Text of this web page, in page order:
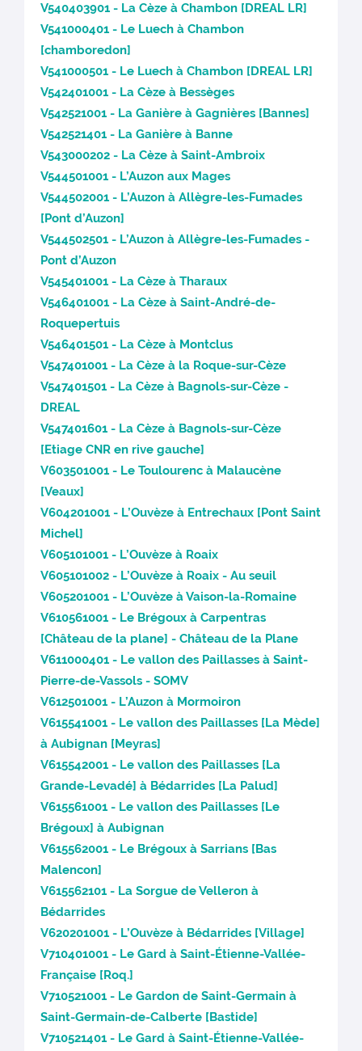
V540403901 - La Cèze à Chambon [DREAL LR]
V541000401 - Le Luech à Chambon
[chamboredon]
V541000501 - Le Luech à Chambon [DREAL LR]
V542401001 - La Cèze à Bessèges
V542521001 - La Ganière à Gagnières [Bannes]
V542521401 - La Ganière à Banne
V543000202 - La Cèze à Saint-Ambroix
V544501001 - L’Auzon aux Mages
V544502001 - L’Auzon à Allègre-les-Fumades
[Pont d’Auzon]
V544502501 - L’Auzon à Allègre-les-Fumades -
Pont d’Auzon
V545401001 - La Cèze à Tharaux
V546401001 - La Cèze à Saint-André-de-
Roquepertuis
V546401501 - La Cèze à Montclus
V547401001 - La Cèze à la Roque-sur-Cèze
V547401501 - La Cèze à Bagnols-sur-Cèze -
DREAL
V547401601 - La Cèze à Bagnols-sur-Cèze
[Etiage CNR en rive gauche]
V603501001 - Le Toulourenc à Malaucène
[Veaux]
V604201001 - L’Ouvèze à Entrechaux [Pont Saint
Michel]
V605101001 - L’Ouvèze à Roaix
V605101002 - L’Ouvèze à Roaix - Au seuil
V605201001 - L’Ouvèze à Vaison-la-Romaine
V610561001 - Le Brégoux à Carpentras
[Château de la plane] - Château de la Plane
V611000401 - Le vallon des Paillasses à Saint-
Pierre-de-Vassols - SOMV
V612501001 - L’Auzon à Mormoiron
V615541001 - Le vallon des Paillasses [La Mède]
à Aubignan [Meyras]
V615542001 - Le vallon des Paillasses [La
Grande-Levadé] à Bédarrides [La Palud]
V615561001 - Le vallon des Paillasses [Le
Brégoux] à Aubignan
V615562001 - Le Brégoux à Sarrians [Bas
Malencon]
V615562101 - La Sorgue de Velleron à
Bédarrides
V620201001 - L’Ouvèze à Bédarrides [Village]
V710401001 - Le Gard à Saint-Étienne-Vallée-
Française [Roq.]
V710521001 - Le Gardon de Saint-Germain à
Saint-Germain-de-Calberte [Bastide]
V710521401 - Le Gard à Saint-Étienne-Vallée-